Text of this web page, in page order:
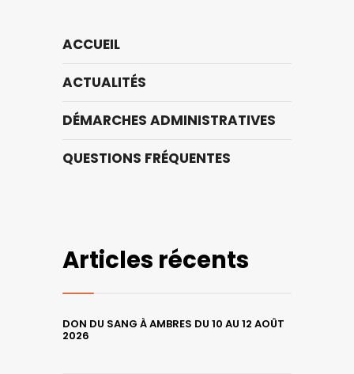
ACCUEIL
ACTUALITÉS
DÉMARCHES ADMINISTRATIVES
QUESTIONS FRÉQUENTES
Articles récents
DON DU SANG À AMBRES DU 10 AU 12 AOÛT
2026